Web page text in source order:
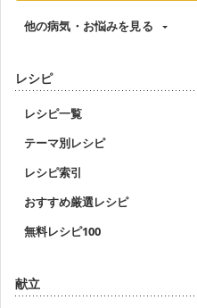
他の病気・お悩みを見る
レシピ
レシピ一覧
テーマ別レシピ
レシピ索引
おすすめ厳選レシピ
無料レシピ100
献立